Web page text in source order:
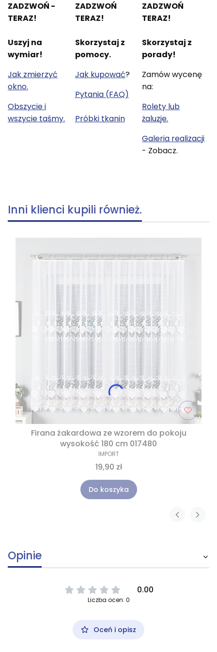
ZADZWOŃ -
TERAZ!
Uszyj na
wymiar!
Jak zmierzyć
okno.
Obszycie i
wszycie taśmy.
ZADZWOŃ
TERAZ!
Skorzystaj z
pomocy.
Jak kupować?
Pytania (FAQ)
Próbki tkanin
ZADZWOŃ
TERAZ!
Skorzystaj z
porady!
Zamów wycenę
na:
Rolety lub
żaluzje.
Galeria realizacji
- Zobacz.
Inni klienci kupili również.
Firana żakardowa ze wzorem do pokoju
wysokość 180 cm 017480
IMPORT
19,90 zł
Do koszyka
Opinie
0.00
Liczba ocen: 0
Oceń i opisz